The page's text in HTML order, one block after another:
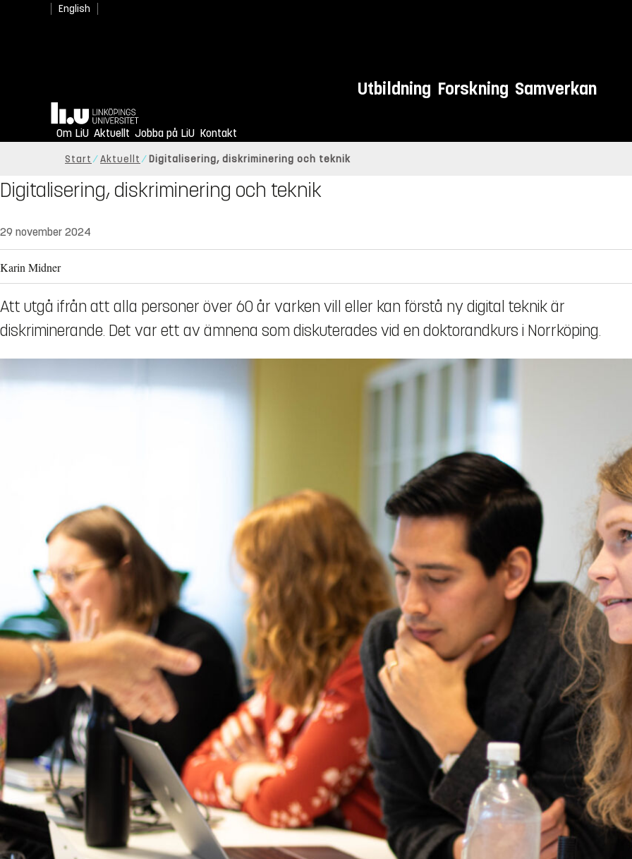
English
Utbildning Forskning Samverkan
Hem
Om LiU Aktuellt Jobba på LiU Kontakt
Start Aktuellt Digitalisering, diskriminering och teknik
Digitalisering, diskriminering och teknik
29 november 2024
Karin Midner
Att utgå ifrån att alla personer över 60 år varken vill eller kan förstå ny digital teknik är
diskriminerande. Det var ett av ämnena som diskuterades vid en doktorandkurs i Norrköping.